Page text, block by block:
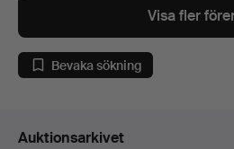
Visa fler
Bevaka sökning
Auktionsarkivet